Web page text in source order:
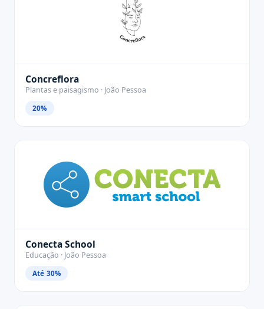
Concreflora
Plantas e paisagismo · João Pessoa
20%
Conecta School
Educação · João Pessoa
Até 30%